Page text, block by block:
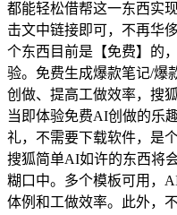
都能轻松借帮这一东西实
击文中链接即可，不再华
个东西目前是【免费】的
验。免费生成爆款笔记/爆
创做、提高工做效率，搜
当即体验免费AI创做的乐
礼，不需要下载软件，是
搜狐简单AI如许的东西将
糊口中。多个模板可用，
体例和工做效率。此外，